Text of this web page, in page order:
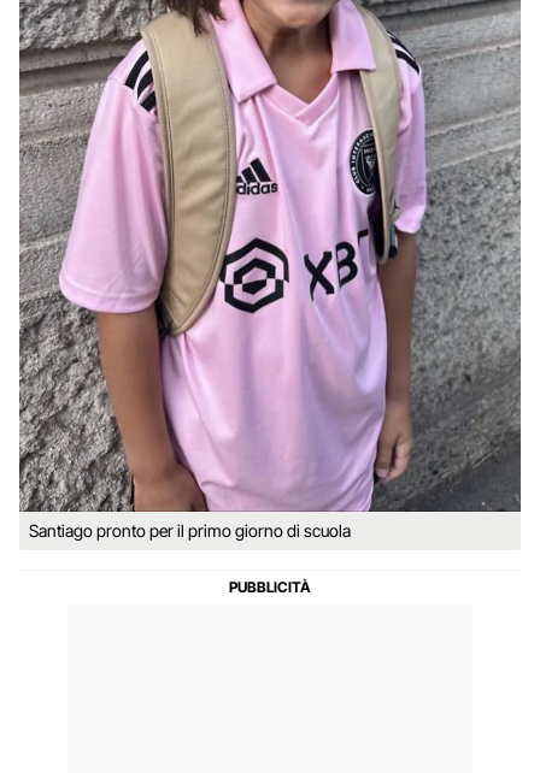
Santiago pronto per il primo giorno di scuola